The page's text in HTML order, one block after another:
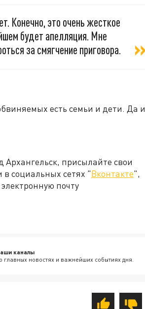
Конечно, это очень жесткое
будет апелляция. Мне
за смягчение приговора.
есть семьи и дети. Да и
Архангельск, присылайте свои
социальных сетях "Вконтакте",
почту
каналы
главных новостях и важнейших событиях дня.